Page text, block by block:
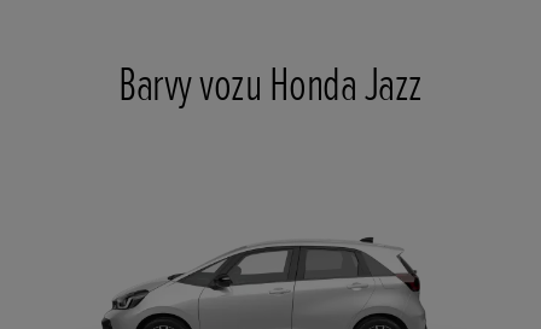
Barvy vozu Honda Jazz